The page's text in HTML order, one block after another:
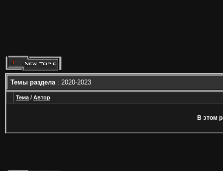
Темы раздела: 2020-2023
Тема / Автор
В этом